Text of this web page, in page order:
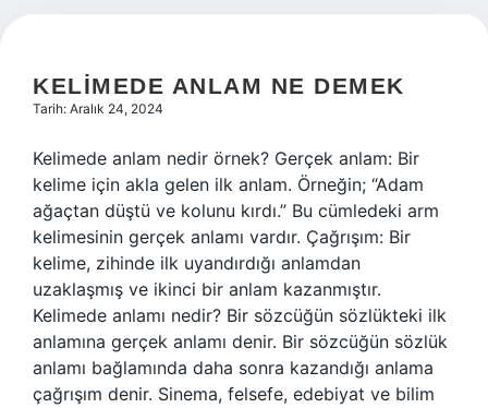
KELIMEDE ANLAM NE DEMEK
Tarih: Aralık 24, 2024
Kelimede anlam nedir örnek? Gerçek anlam: Bir
kelime için akla gelen ilk anlam. Örneğin; “Adam
ağaçtan düştü ve kolunu kırdı.” Bu cümledeki arm
kelimesinin gerçek anlamı vardır. Çağrışım: Bir
kelime, zihinde ilk uyandırdığı anlamdan
uzaklaşmış ve ikinci bir anlam kazanmıştır.
Kelimede anlamı nedir? Bir sözcüğün sözlükteki ilk
anlamına gerçek anlamı denir. Bir sözcüğün sözlük
anlamı bağlamında daha sonra kazandığı anlama
çağrışım denir. Sinema, felsefe, edebiyat ve bilim